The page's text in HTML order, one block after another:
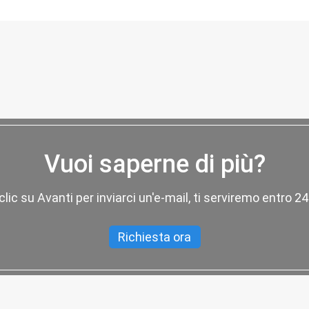
Vuoi saperne di più?
su Avanti per inviarci un'e-mail, ti serviremo entro
Richiesta ora